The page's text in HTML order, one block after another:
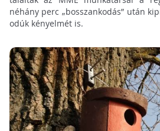
néhány perc „bosszankodás” után
odúk kényelmét is.